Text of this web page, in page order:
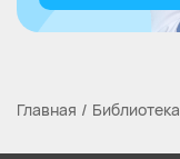
Главная Библиотека